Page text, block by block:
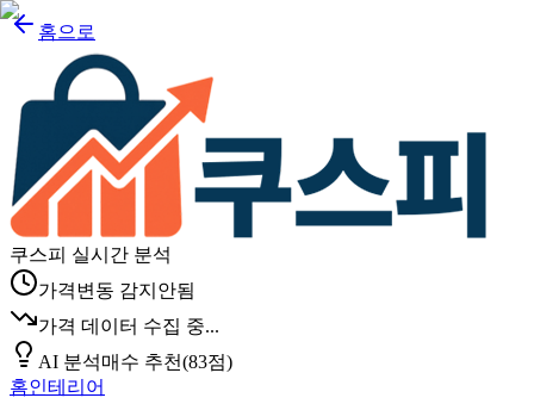
홈으로
쿠스피 실시간 분석
가격변동 감지안됨
가격 데이터 수집 중...
AI 분석매수 추천(83점)
홈인테리어